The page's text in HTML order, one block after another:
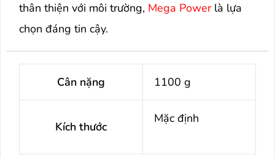
thân thiện với môi trường, Mega Powerlà lựa
chọn đáng tin cậy.
Cân nặng 1100 g
Kích thước
Mặc định